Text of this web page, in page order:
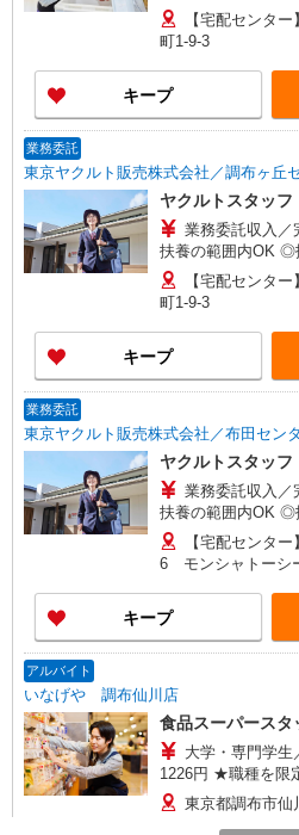
応相談 ※収入補償
間） ◆月収例:週5
週5日9時-15時の
りなし！ ※研修制
【宅配センタ
町1-9-3
キープ
業務委託
東京ヤクルト販売株式会社／調布ヶ丘
ヤクルトスタッフ
業務委託収入
扶養の範囲内OK ◎
応相談 ※収入補償
間） ◆月収例:週5
週5日9時-15時の
りなし！ ※研修制
【宅配センタ
町1-9-3
キープ
業務委託
東京ヤクルト販売株式会社／布田セン
ヤクルトスタッフ
業務委託収入
扶養の範囲内OK ◎
応相談 ※収入補償
間） ◆月収例:週5日
週5日9時-15時の
りなし！ ※研修制
【宅配センタ
6 モンシャトーシ
キープ
アルバイト
いなげや 調布仙川店
食品スーパースタ
大学・専門学生
1226円 ★職種を限定しての募集のため、勤務時
間・曜日の項目を
東京都調布市仙